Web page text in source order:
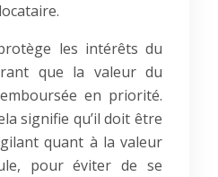
les intérêts du
que la valeur du
en priorité.
signifie qu’il doit être
quant à la valeur
pour éviter de se